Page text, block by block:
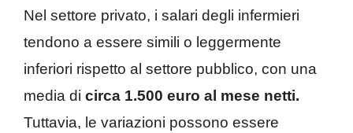
Nel settore privato, i salari degli infermieri
tendono a essere simili o leggermente
inferiori rispetto al settore pubblico, con una
media di circa 1.500 euro al mese netti.
Tuttavia, le variazioni possono essere